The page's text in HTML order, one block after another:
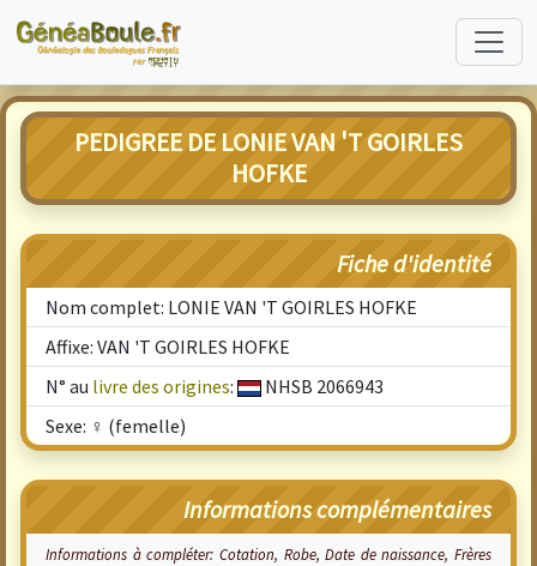
PEDIGREE DE LONIE VAN 'T GOIRLES
HOFKE
Fiche d'identité
Nom complet: LONIE VAN 'T GOIRLES HOFKE
Affixe: VAN 'T GOIRLES HOFKE
N° au livre des origines:
NHSB 2066943
Sexe: ♀ (femelle)
Informations complémentaires
Informations à compléter: Cotation, Robe, Date de naissance, Frères